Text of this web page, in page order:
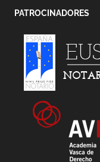
PATROCINADORES